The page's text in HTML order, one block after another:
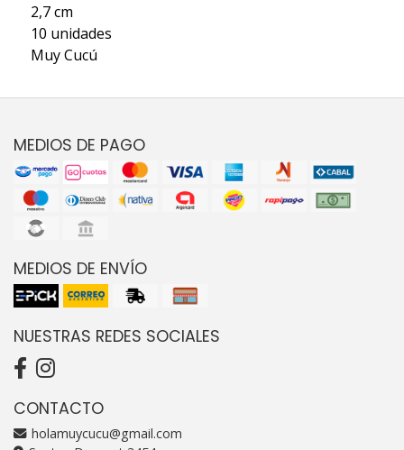
2,7 cm
10 unidades
Muy Cucú
MEDIOS DE PAGO
MEDIOS DE ENVÍO
NUESTRAS REDES SOCIALES
CONTACTO
holamuycucu@gmail.com